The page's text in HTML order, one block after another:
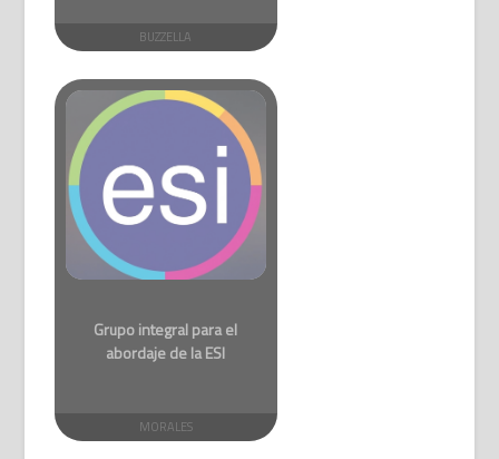
BUZZELLA
MORALES
Grupo integral para el
abordaje de la ESI